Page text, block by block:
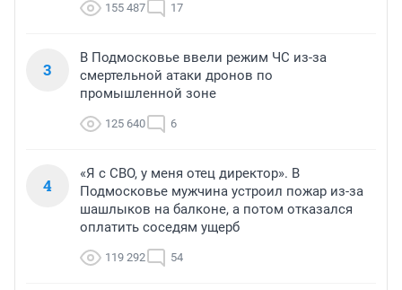
155 487 17
3
В Подмосковье ввели режим ЧС из-за
смертельной атаки дронов по
промышленной зоне
125 640 6
4
«Я с СВО, у меня отец директор». В
Подмосковье мужчина устроил пожар из-за
шашлыков на балконе, а потом отказался
оплатить соседям ущерб
119 292 54